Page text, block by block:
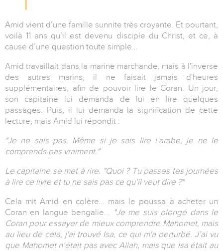
Amid vient d’une famille sunnite très croyante. Et pourtant,
voilà 11 ans qu’il est devenu disciple du Christ, et ce, à
cause d’une question toute simple…
Amid travaillait dans la marine marchande, mais à l'inverse
des autres marins, il ne faisait jamais d'heures
supplémentaires, afin de pouvoir lire le Coran. Un jour,
son capitaine lui demanda de lui en lire quelques
passages. Puis, il lui demanda la signification de cette
lecture, mais Amid lui répondit :
"Je ne sais pas. Même si je sais lire l’arabe, je ne le
comprends pas vraiment."
Le capitaine se met à rire. "Quoi ? Tu passes tes journées
à lire ce livre et tu ne sais pas ce qu’il veut dire ?"
Cela mit Amid en colère… mais le poussa à acheter un
Coran en langue bengalie... "Je me suis plongé dans le
Coran pour essayer de mieux comprendre Mahomet, mais
au lieu de cela, j'ai trouvé Isa, ce qui m'a perturbé. J’ai vu
que Mahomet n’était pas avec Allah, mais que Isa était au